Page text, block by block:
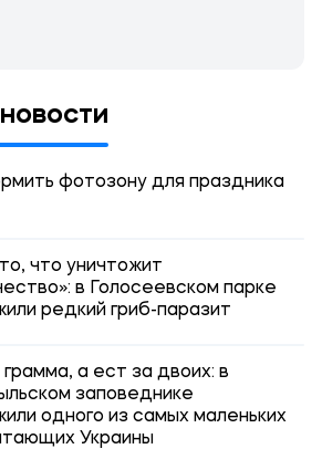
фотозону для праздника
что уничтожит
в Голосеевском парке
редкий гриб-паразит
а ест за двоих: в
заповеднике
одного из самых маленьких
Украины